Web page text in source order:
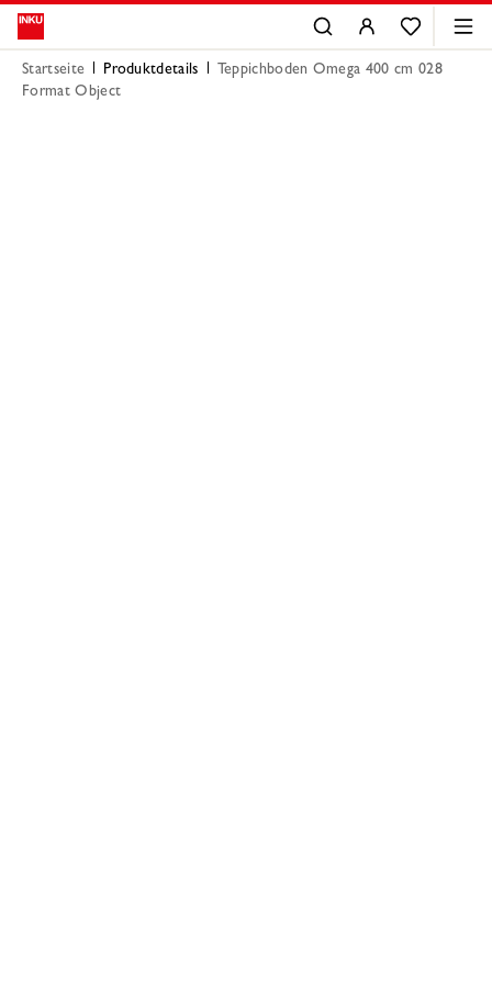
Startseite Produktdetails
Teppichboden Omega 400 cm 028
Format Object